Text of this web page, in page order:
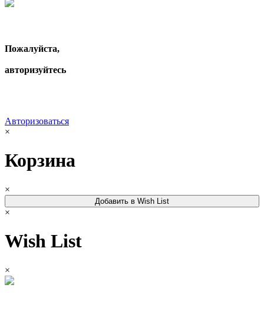
Пожалуйста,
авторизуйтесь
Авторизоваться
×
Корзина
×
Добавить в Wish List
×
Wish List
×